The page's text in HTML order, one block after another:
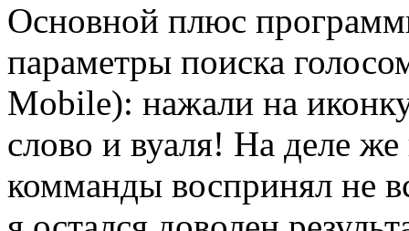
Основной плюс
параметры поиска
Mobile): нажали на
слово и вуаля! На деле
комманды воспринял не